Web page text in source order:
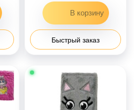
Быстрый заказ